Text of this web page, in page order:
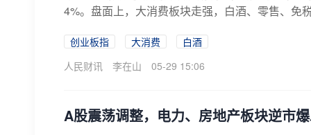
4%。盘面上，大消费板块走强，白酒、零售、免
创业板指 大消费
白酒
人民财讯
李在山 05-29 15:06
A股震荡调整，电力、房地产板块逆市